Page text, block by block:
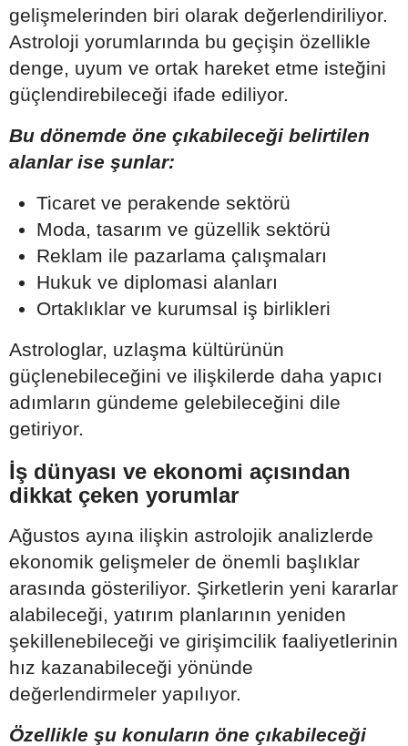
gelişmelerinden biri olarak değerlendiriliyor.
Astroloji yorumlarında bu geçişin özellikle
denge, uyum ve ortak hareket etme isteğini
güçlendirebileceği ifade ediliyor.
Bu dönemde öne çıkabileceği belirtilen
alanlar ise şunlar:
Ticaret ve perakende sektörü
Moda, tasarım ve güzellik sektörü
Reklam ile pazarlama çalışmaları
Hukuk ve diplomasi alanları
Ortaklıklar ve kurumsal iş birlikleri
Astrologlar, uzlaşma kültürünün
güçlenebileceğini ve ilişkilerde daha yapıcı
adımların gündeme gelebileceğini dile
getiriyor.
İş dünyası ve ekonomi açısından
dikkat çeken yorumlar
Ağustos ayına ilişkin astrolojik analizlerde
ekonomik gelişmeler de önemli başlıklar
arasında gösteriliyor. Şirketlerin yeni kararlar
alabileceği, yatırım planlarının yeniden
şekillenebileceği ve girişimcilik faaliyetlerinin
hız kazanabileceği yönünde
değerlendirmeler yapılıyor.
Özellikle şu konuların öne çıkabileceği